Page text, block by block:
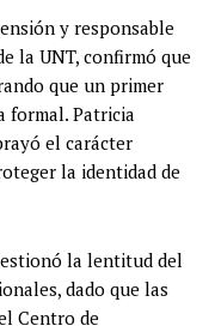
y responsable
la UNT, confirmó que
que un primer
formal. Patricia
el carácter
la identidad de
la lentitud del
dado que las
Centro de